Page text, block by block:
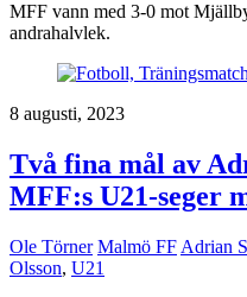
MFF vann med 3-0 mot
andrahalvlek.
8 augusti, 2023
Två fina mål av
MFF:s U21-seger
Ole Törner Malmö FF Adrian
Olsson, U21